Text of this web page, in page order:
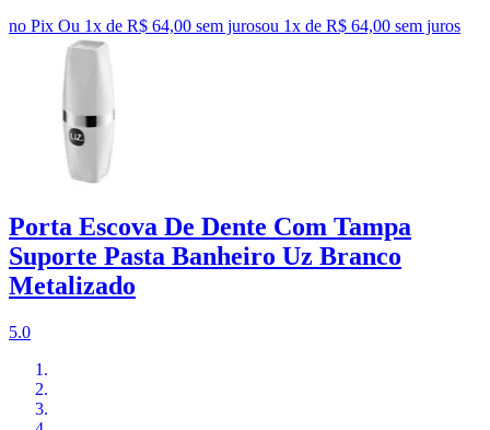
no Pix Ou 1x de R$ 64,00 sem jurosou 1x de R$ 64,00 sem juros
Porta Escova De Dente Com Tampa
Suporte Pasta Banheiro Uz Branco
Metalizado
5.0